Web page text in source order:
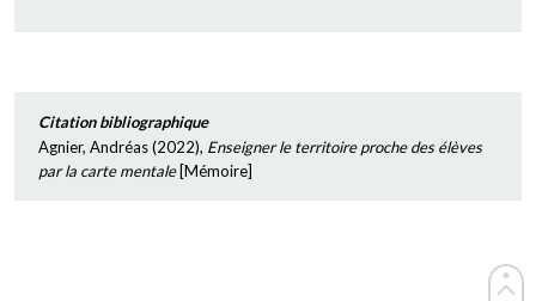
Citation bibliographique
Agnier, Andréas(2022), Enseigner le territoire proche des élèves
par la carte mentale[Mémoire]